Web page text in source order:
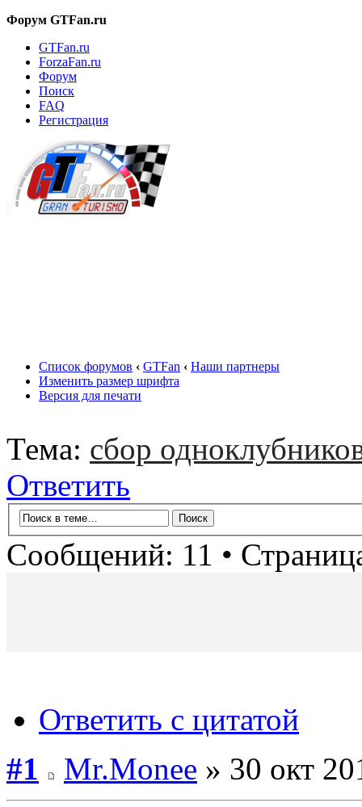
Форум GTFan.ru
GTFan.ru
ForzaFan.ru
Форум
Поиск
FAQ
Регистрация
Список форумов ‹ GTFan ‹ Наши партнеры
Изменить размер шрифта
Версия для печати
Тема: сбор
Ответить
Сообщений: 11 •
Ответить с цитатой
#1
Mr.Monee » 30 окт